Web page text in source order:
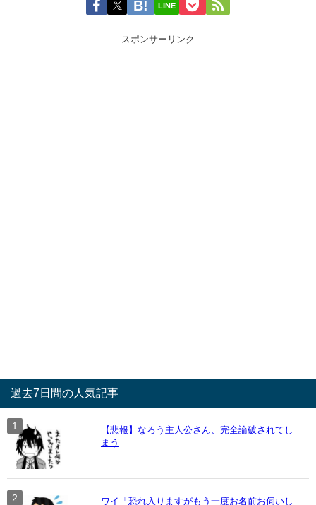
LINE
スポンサーリンク
過去7日間の人気記事
【悲報】なろう主人公さん、完全論破されてし
まう
ワイ「恐れ入りますがもう一度お名前お伺いし